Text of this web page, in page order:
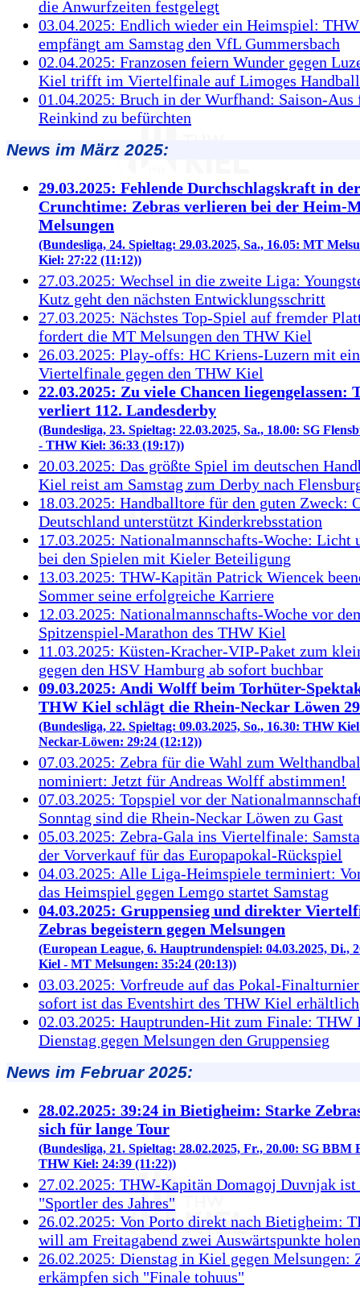
die Anwurfzeiten festgelegt
03.04.2025: Endlich wieder ein Heimspiel:
empfängt am Samstag den VfL Gummersbach
02.04.2025: Franzosen feiern Wunder gegen
Kiel trifft im Viertelfinale auf Limoges Handball
01.04.2025: Bruch in der Wurfhand: Saison-Aus
Reinkind zu befürchten
News im März 2025:
29.03.2025: Fehlende Durchschlagskraft in der
Crunchtime: Zebras verlieren bei der Heim-
Melsungen
(Bundesliga, 24. Spieltag: 29.03.2025, Sa., 16.05: MT
Kiel: 27:22 (11:12))
27.03.2025: Wechsel in die zweite Liga:
Kutz geht den nächsten Entwicklungsschritt
27.03.2025: Nächstes Top-Spiel auf fremder
fordert die MT Melsungen den THW Kiel
26.03.2025: Play-offs: HC Kriens-Luzern mit
Viertelfinale gegen den THW Kiel
22.03.2025: Zu viele Chancen
verliert 112. Landesderby
(Bundesliga, 23. Spieltag: 22.03.2025, Sa., 18.00: SG
- THW Kiel: 36:33 (19:17))
20.03.2025: Das größte Spiel im deutschen
Kiel reist am Samstag zum Derby nach
18.03.2025: Handballtore für den guten Zweck:
Deutschland unterstützt Kinderkrebsstation
17.03.2025: Nationalmannschafts-Woche: Licht
bei den Spielen mit Kieler Beteiligung
13.03.2025: THW-Kapitän Patrick Wiencek
Sommer seine erfolgreiche Karriere
12.03.2025: Nationalmannschafts-Woche vor
Spitzenspiel-Marathon des THW Kiel
11.03.2025: Küsten-Kracher-VIP-Paket zum
gegen den HSV Hamburg ab sofort buchbar
09.03.2025: Andi Wolff beim Torhüter-
THW Kiel schlägt die Rhein-Neckar Löwen
(Bundesliga, 22. Spieltag: 09.03.2025, So., 16.30: THW
Neckar-Löwen: 29:24 (12:12))
07.03.2025: Zebra für die Wahl zum
nominiert: Jetzt für Andreas Wolff abstimmen!
07.03.2025: Topspiel vor der
Sonntag sind die Rhein-Neckar Löwen zu Gast
05.03.2025: Zebra-Gala ins Viertelfinale:
der Vorverkauf für das Europapokal-Rückspiel
04.03.2025: Alle Liga-Heimspiele terminiert:
das Heimspiel gegen Lemgo startet Samstag
04.03.2025: Gruppensieg und direkter
Zebras begeistern gegen Melsungen
(European League, 6. Hauptrundenspiel: 04.03.2025, Di.,
Kiel - MT Melsungen: 35:24 (20:13))
03.03.2025: Vorfreude auf das Pokal-
sofort ist das Eventshirt des THW Kiel erhältlich
02.03.2025: Hauptrunden-Hit zum Finale:
Dienstag gegen Melsungen den Gruppensieg
News im Februar 2025:
28.02.2025: 39:24 in Bietigheim: Starke
sich für lange Tour
(Bundesliga, 21. Spieltag: 28.02.2025, Fr., 20.00: SG BBM
THW Kiel: 24:39 (11:22))
27.02.2025: THW-Kapitän Domagoj Duvnjak
"Sportler des Jahres"
26.02.2025: Von Porto direkt nach Bietigheim:
will am Freitagabend zwei Auswärtspunkte holen
26.02.2025: Dienstag in Kiel gegen Melsungen:
erkämpfen sich "Finale tohuus"